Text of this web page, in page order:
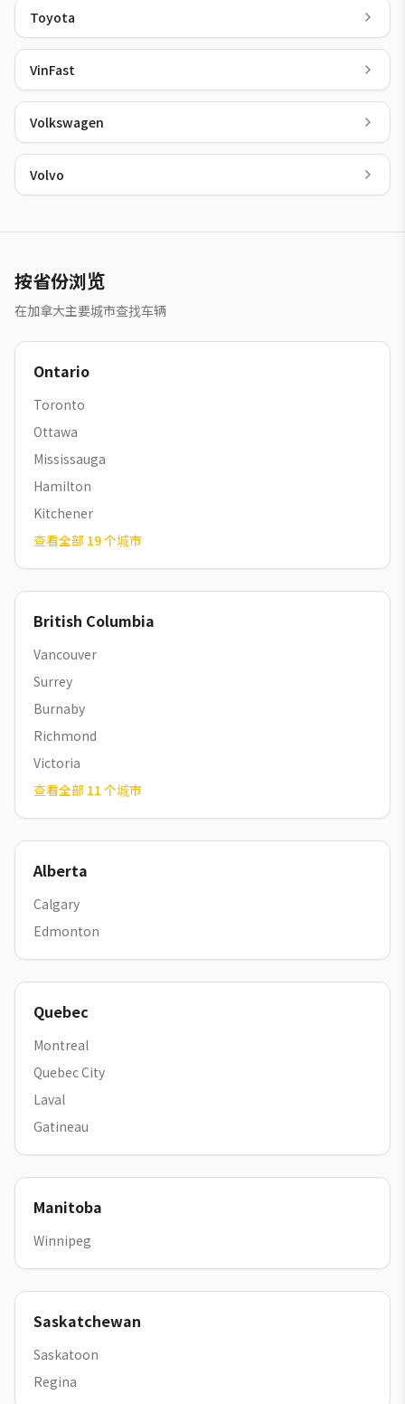
Toyota
VinFast
Volkswagen
Volvo
按省份浏览
在加拿大主要城市查找车辆
Ontario
Toronto
Ottawa
Mississauga
Hamilton
Kitchener
查看全部 19个城市
British Columbia
Vancouver
Surrey
Burnaby
Richmond
Victoria
查看全部 11 个城市
Alberta
Calgary
Edmonton
Quebec
Montreal
Quebec City
Laval
Gatineau
Manitoba
Winnipeg
Saskatchewan
Saskatoon
Regina